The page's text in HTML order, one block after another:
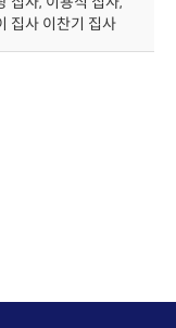
집사 이찬기 집사